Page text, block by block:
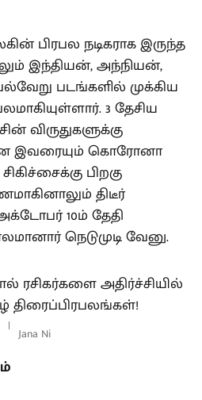
பிரபல நடிகராக இருந்த
இந்தியன், அந்நியன்,
படங்களில் முக்கிய
3 தேசிய
விருதுகளுக்கு
இவரையும் கொரோனா
பிறகு
திடீர்
10ம் தேதி
நெடுமுடி வேனு.
Jana Ni